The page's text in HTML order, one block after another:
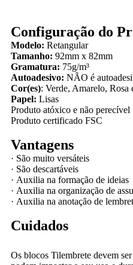
Configuração do
Modelo: Retangular
Tamanho: 92mm x 82mm
Gramatura: 75g/m³
Autoadesivo: NÃO é
Cor(es): Verde, Amarelo, Rosa
Papel: Lisas
Produto atóxico e não perecível
Produto certificado FSC
Vantagens
· São muito versáteis
· São descartáveis
· Auxilia na formação de ideias
· Auxilia na organização de
· Auxilia na anotação de
Cuidados
Os blocos Tilembrete devem